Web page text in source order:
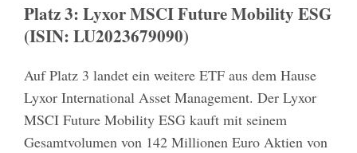
Platz 3: Lyxor MSCI Future Mobility ESG
(ISIN: LU2023679090)
Auf Platz 3 landet ein weitere ETF aus dem Hause
Lyxor International Asset Management. Der Lyxor
MSCI Future Mobility ESG kauft mit seinem
Gesamtvolumen von 142 Millionen Euro Aktien von